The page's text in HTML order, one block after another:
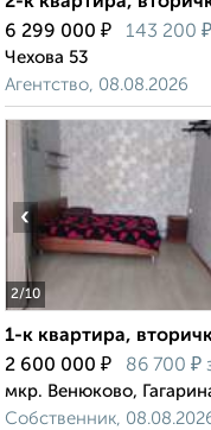
6 299 000 ₽ 143 200 ₽
Чехова 53
Агентство, 08.08.2026
2/10
‹
1-к квартира,
2 600 000 ₽ 86 700 ₽
мкр. Венюково,
Собственник,